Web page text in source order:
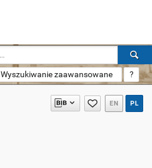
Wyszukiwanie zaawansowane ?
EN PL